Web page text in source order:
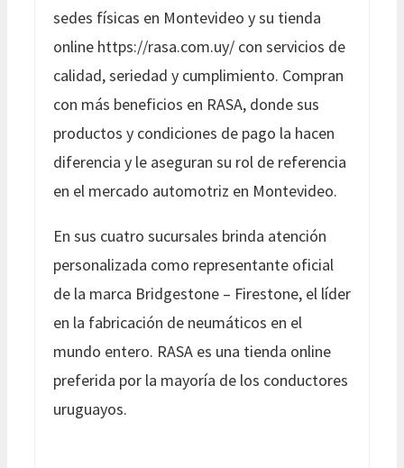
sedes físicas en Montevideo y su tienda
online https://rasa.com.uy/ con servicios de
calidad, seriedad y cumplimiento. Compran
con más beneficios en RASA, donde sus
productos y condiciones de pago la hacen
diferencia y le aseguran su rol de referencia
en el mercado automotriz en Montevideo.
En sus cuatro sucursales brinda atención
personalizada como representante oficial
de la marca Bridgestone – Firestone, el líder
en la fabricación de neumáticos en el
mundo entero. RASA es una tienda online
preferida por la mayoría de los conductores
uruguayos.